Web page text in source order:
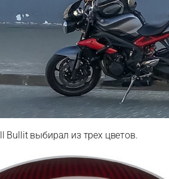
Bullit выбирал из трех цветов.